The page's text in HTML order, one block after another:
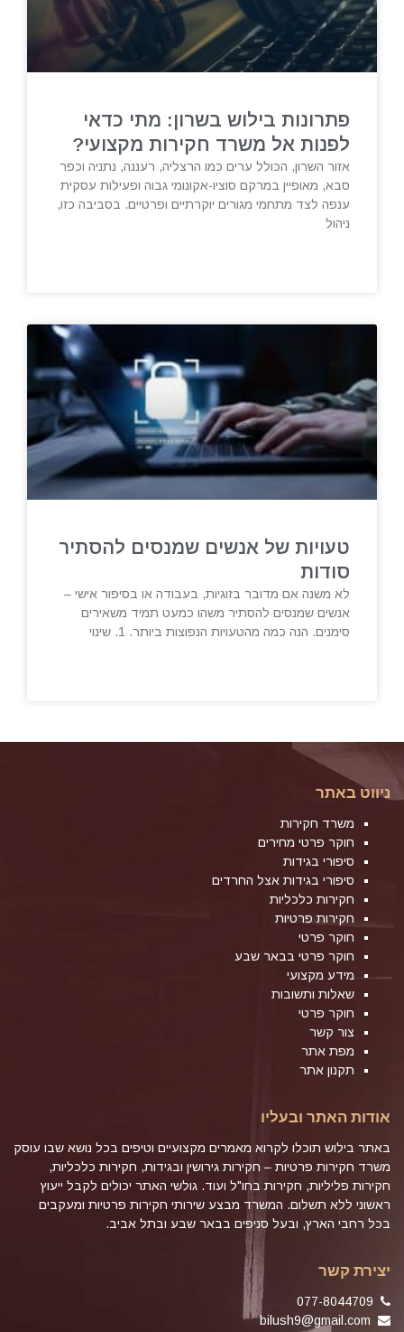
פתרונות בילוש בשרון: מתי כדאי
לפנות אל משרד חקירות מקצועי?
אזור השרון, הכולל ערים כמו הרצליה, רעננה, נתניה וכפר
סבא, מאופיין במרקם סוציו-אקונומי גבוה ופעילות עסקית
ענפה לצד מתחמי מגורים יוקרתיים ופרטיים. בסביבה כזו,
ניהול
טעויות של אנשים שמנסים להסתיר
סודות
לא משנה אם מדובר בזוגיות, בעבודה או בסיפור אישי –
אנשים שמנסים להסתיר משהו כמעט תמיד משאירים
סימנים. הנה כמה מהטעויות הנפוצות ביותר. 1. שינוי
ניווט באתר
משרד חקירות
חוקר פרטי מחירים
סיפורי בגידות
סיפורי בגידות אצל החרדים
חקירות כלכליות
חקירות פרטיות
חוקר פרטי
חוקר פרטי בבאר שבע
מידע מקצועי
שאלות ותשובות
חוקר פרטי
צור קשר
מפת אתר
תקנון אתר
אודות האתר ובעליו
באתר בילוש תוכלו לקרוא מאמרים מקצועיים וטיפים בכל נושא שבו עוסק
משרד חקירות פרטיות – חקירות גירושין ובגידות, חקירות כלכליות,
חקירות פליליות, חקירות בחו"ל ועוד. גולשי האתר יכולים לקבל ייעוץ
ראשוני ללא תשלום. המשרד מבצע שירותי חקירות פרטיות ומעקבים
בכל רחבי הארץ, ובעל סניפים בבאר שבע ובתל אביב.
יצירת קשר
bilush9@gmail.com